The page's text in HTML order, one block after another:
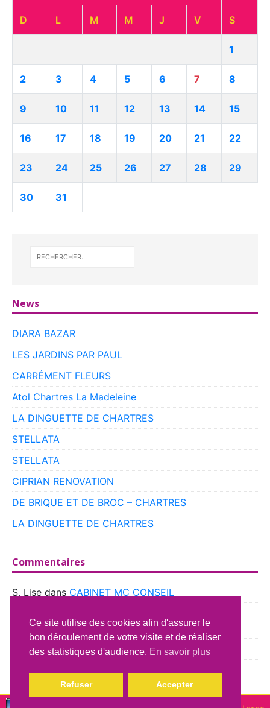
D L M M J V S
1
2 3 4 5 6 7 8
9 10 11 12 13 14 15
16 17 18 19 20 21 22
23 24 25 26 27 28 29
30 31
News
DIARA BAZAR
LES JARDINS PAR PAUL
CARRÉMENT FLEURS
Atol Chartres La Madeleine
LA DINGUETTE DE CHARTRES
STELLATA
STELLATA
CIPRIAN RENOVATION
DE BRIQUE ET DE BROC – CHARTRES
LA DINGUETTE DE CHARTRES
Commentaires
S. Lise dans CABINET MC CONSEIL
BEAUCE
Richard LaverydansATELIER DU CAMPING CAR
Ce site utilise des cookies afin d'assurer le
bon déroulement de votre visite et de réaliser
des statistiques d'audience. En savoir plus
Refuser Accepter